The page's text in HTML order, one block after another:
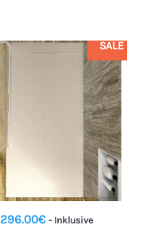
SALE
296.00€ - Inklusive